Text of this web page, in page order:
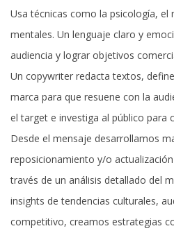
Usa técnicas como la psicología,
mentales. Un lenguaje claro y
audiencia y lograr objetivos
Un copywriter redacta textos,
marca para que resuene con la
el target e investiga al público para
Desde el mensaje desarrollamos
reposicionamiento y/o
través de un análisis detallado del
insights de tendencias culturales,
competitivo, creamos estrategias